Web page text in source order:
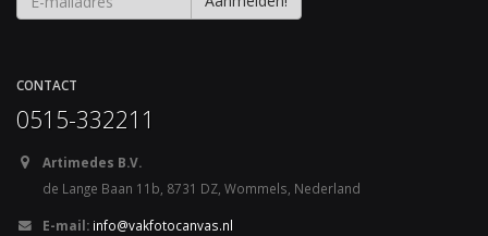
CONTACT
0515-332211
Artimedes B.V.
de Lange Baan 11b, 8731 DZ, Wommels, Nederland
E-mail: info@vakfotocanvas.nl